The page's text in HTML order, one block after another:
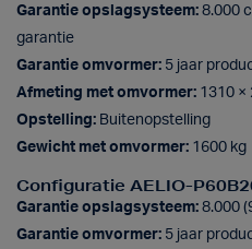
Garantie opslagsysteem: 8.000
garantie
Garantie omvormer: 5 jaar
Afmeting met omvormer: 1310 ×
Opstelling: Buitenopstelling
Gewicht met omvormer: 1600 kg
Configuratie AELIO-
Garantie opslagsysteem: 8.000
Garantie omvormer: 5 jaar